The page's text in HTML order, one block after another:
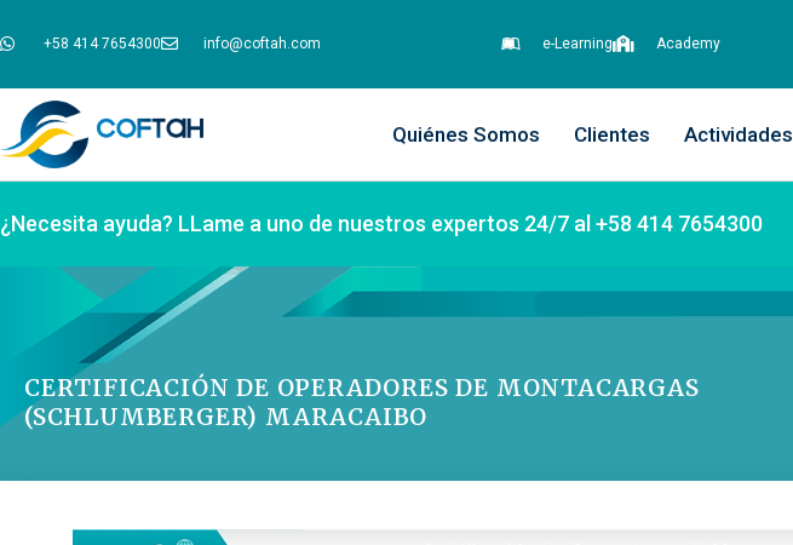
+58 414 7654300 info@coftah.com e-Learning Academy
Quiénes Somos Clientes Actividades
¿Necesita ayuda? LLame a uno de nuestros expertos 24/7 al +58 414 7654300
CERTIFICACIÓN DE OPERADORES DE MONTACARGAS
(SCHLUMBERGER) MARACAIBO